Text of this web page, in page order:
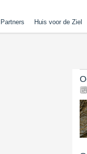
Partners Huis voor de Ziel